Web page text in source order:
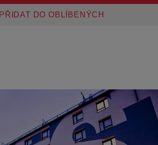
PŘIDAT DO OBLÍBENÝCH